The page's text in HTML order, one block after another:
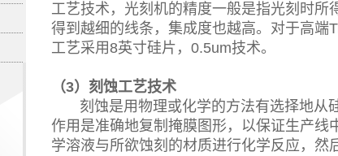
工艺技术，光刻机的精度一般是指光刻时
得到越细的线条，集成度也越高。对于高端
工艺采用8英寸硅片，0.5um技术。
（3）刻蚀工艺技术
刻蚀是用物理或化学的方法有选择地从
作用是准确地复制掩膜图形，以保证生产
学溶液与所欲蚀刻的材质进行化学反应，然